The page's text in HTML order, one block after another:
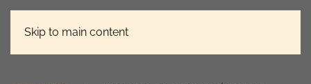
Skip to main content